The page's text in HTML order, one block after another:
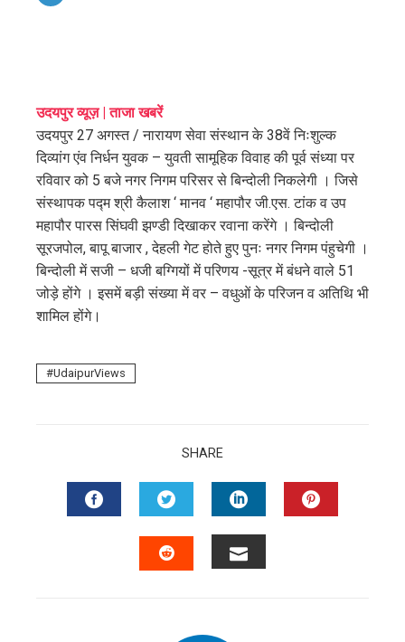
उदयपुर व्यूज़ | ताजा खबरें
उदयपुर 27 अगस्त / नारायण सेवा संस्थान के 38वें निःशुल्क
दिव्यांग एंव निर्धन युवक – युवती सामूहिक विवाह की पूर्व संध्या पर
रविवार को 5 बजे नगर निगम परिसर से बिन्दोली निकलेगी । जिसे
संस्थापक पद्म श्री कैलाश ‘ मानव ‘ महापौर जी.एस. टांक व उप
महापौर पारस सिंघवी झण्डी दिखाकर रवाना करेंगे । बिन्दोली
सूरजपोल, बापू बाजार , देहली गेट होते हुए पुनः नगर निगम पंहुचेगी ।
बिन्दोली में सजी – धजी बग्गियों में परिणय -सूत्र में बंधने वाले 51
जोड़े होंगे । इसमें बड़ी संख्या में वर – वधुओं के परिजन व अतिथि भी
शामिल होंगे।
UdaipurViews
SHARE
FACEBOOKTWITTERLINKEDIN